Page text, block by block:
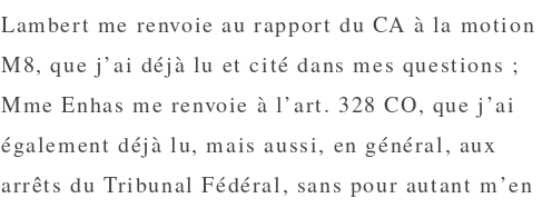
Lambert me renvoie au rapport du CA à la motion
M8, que j’ai déjà lu et cité dans mes questions ;
Mme Enhas me renvoie à l’art. 328 CO, que j’ai
également déjà lu, mais aussi, en général, aux
arrêts du Tribunal Fédéral, sans pour autant m’en